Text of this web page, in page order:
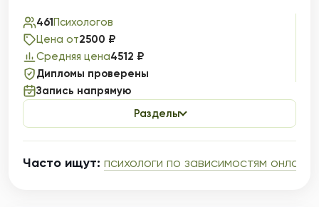
461Психологов
Цена от2500 ₽
Средняя цена4512 ₽
Дипломы проверены
Запись напрямую
Разделы
Часто ищут: психологи по зависимостям онлайн